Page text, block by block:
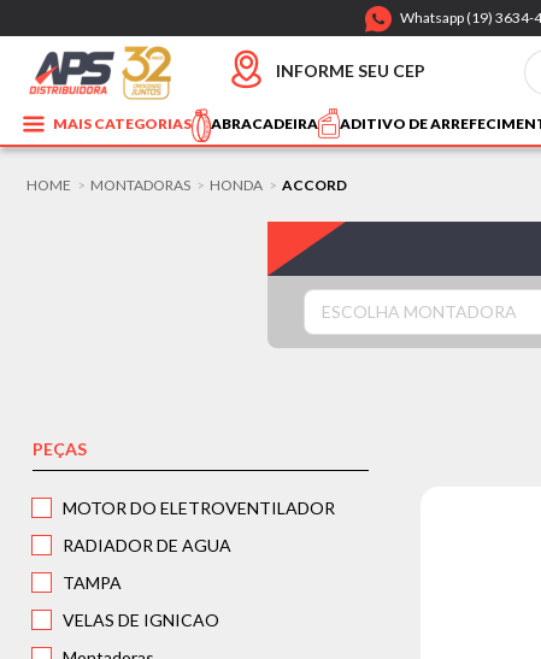
Whatsapp (19) 3634-
INFORME SEU CEP
MAIS CATEGORIAS ABRACADEIRA ADITIVO DE
HOME > MONTADORAS > HONDA > ACCORD
ESCOLHA MONTADORA
PEÇAS
MOTOR DO ELETROVENTILADOR
RADIADOR DE AGUA
TAMPA
VELAS DE IGNICAO